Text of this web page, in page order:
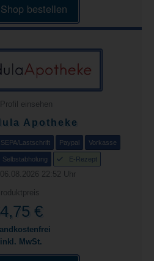
bestellen
Profil einsehen
Apotheke
SEPA/Lastschrift Paypal Vorkasse
Selbstabholung E-Rezept
22:52 Uhr
€
MwSt.